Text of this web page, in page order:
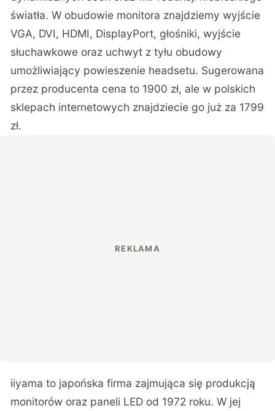
światła. W obudowie monitora znajdziemy wyjście
VGA, DVI, HDMI, DisplayPort, głośniki, wyjście
słuchawkowe oraz uchwyt z tyłu obudowy
umożliwiający powieszenie headsetu. Sugerowana
przez producenta cena to 1900 zł, ale w polskich
sklepach internetowych znajdziecie go już za 1799
zł.
iiyama to japońska firma zajmująca się produkcją
monitorów oraz paneli LED od 1972 roku. W jej